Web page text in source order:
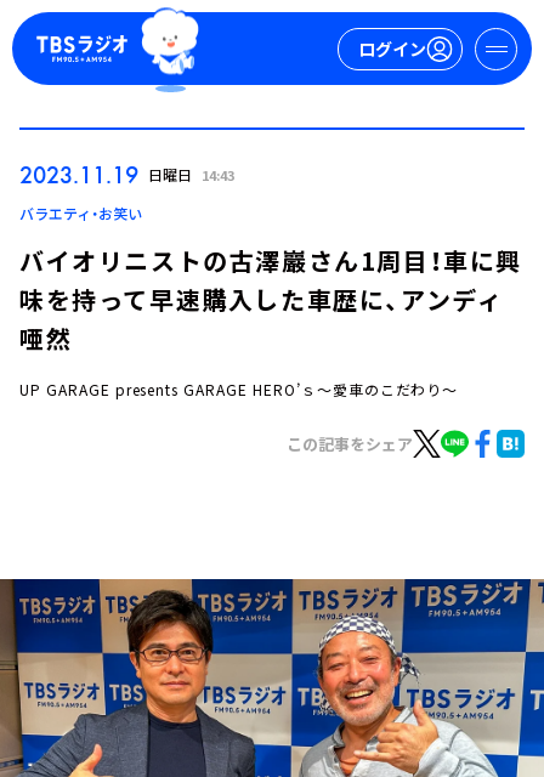
ログイン
ログイン
イベント・グッズ
YouTube
会社情報
2023.11.19 日曜日 14:43
バラエティ・お笑い
バイオリニストの古澤巖さん1周目！車に興
味を持って早速購入した車歴に、アンディ
唖然
UP GARAGE presents GARAGE HERO’ｓ～愛車のこだわり～
この記事をシェア